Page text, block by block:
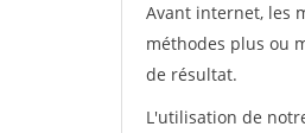
Avant internet, les
méthodes plus ou
de résultat.
L'utilisation de